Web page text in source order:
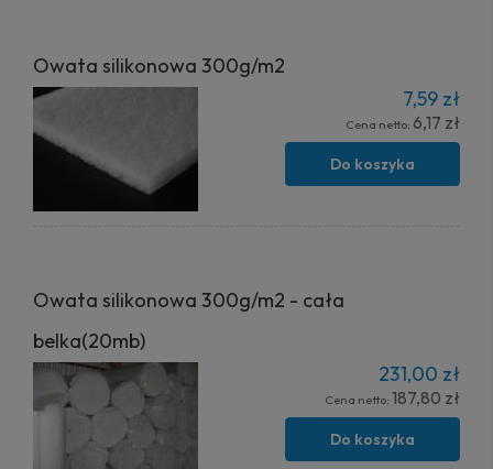
Owata silikonowa 300g/m2
7,59 zł
Cena netto: 6,17 zł
Do koszyka
Owata silikonowa 300g/m2 - cała
belka(20mb)
231,00 zł
Cena netto: 187,80 zł
Do koszyka